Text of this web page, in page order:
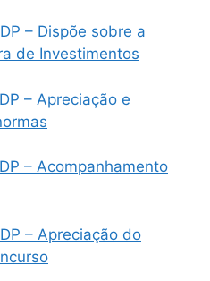
– Dispõe sobre a
de Investimentos
– Apreciação e
– Acompanhamento
– Apreciação do